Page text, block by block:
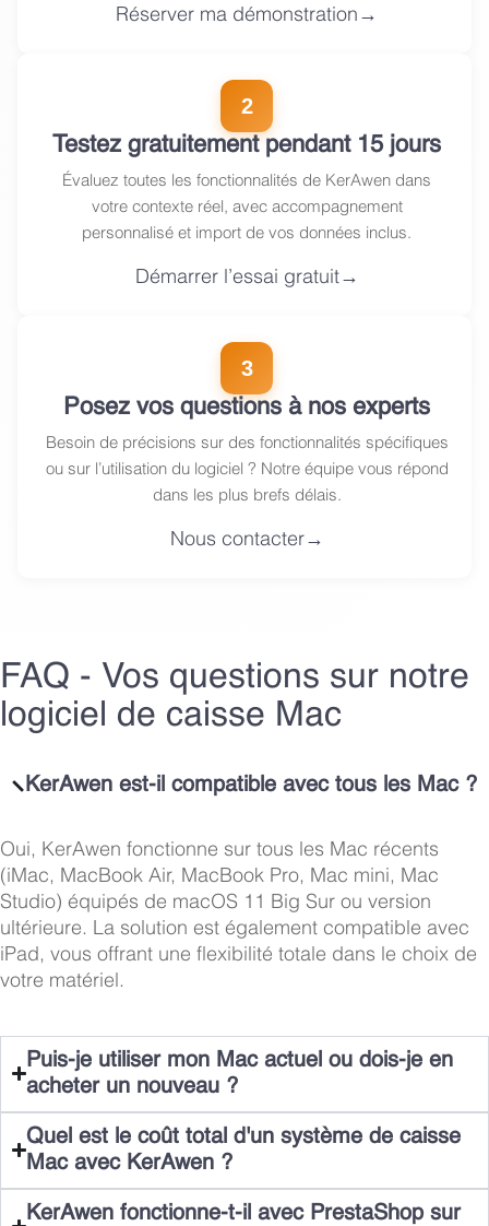
Réserver ma démonstration
2
Testez gratuitement pendant 15 jours
Évaluez toutes les fonctionnalités de KerAwen dans
votre contexte réel, avec accompagnement
personnalisé et import de vos données inclus.
Démarrer l’essai gratuit
3
Posez vos questions à nos experts
Besoin de précisions sur des fonctionnalités spécifiques
ou sur l’utilisation du logiciel ? Notre équipe vous répond
dans les plus brefs délais.
Nous contacter
FAQ - Vos questions sur notre
logiciel de caisse Mac
KerAwen est-il compatible avec tous les Mac ?
Oui, KerAwen fonctionne sur tous les Mac récents
(iMac, MacBook Air, MacBook Pro, Mac mini, Mac
Studio) équipés de macOS 11 Big Sur ou version
ultérieure. La solution est également compatible avec
iPad, vous offrant une flexibilité totale dans le choix de
votre matériel.
Puis-je utiliser mon Mac actuel ou dois-je en
acheter un nouveau ?
Quel est le coût total d'un système de caisse
Mac avec KerAwen ?
KerAwen fonctionne-t-il avec PrestaShop sur